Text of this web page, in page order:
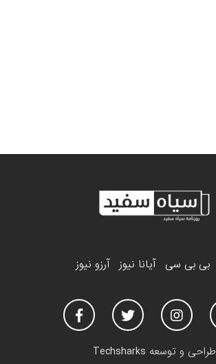
بی بی سی آیانا نیوز آرزو نیوز
طراحی و توسعه Techsharks